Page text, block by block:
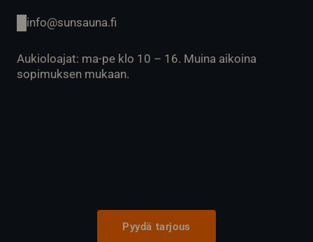
info@sunsauna.fi
Aukioloajat: ma-pe klo 10 – 16. Muina aikoina
sopimuksen mukaan.
Pyydä tarjous